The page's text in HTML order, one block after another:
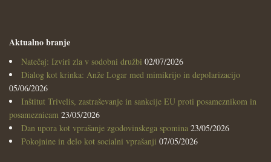
Aktualno branje
Natečaj: Izviri zla v sodobni družbi 02/07/2026
Dialog kot krinka: Anže Logar med mimikrijo in depolarizacijo
05/06/2026
Inštitut Trivelis, zastraševanje in sankcije EU proti posameznikom in
posameznicam 23/05/2026
Dan upora kot vprašanje zgodovinskega spomina 23/05/2026
Pokojnine in delo kot socialni vprašanji 07/05/2026